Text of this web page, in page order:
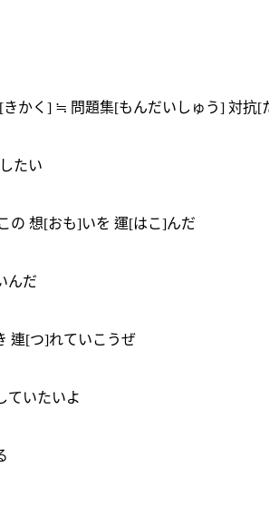
かく] ≒ 問題集[もんだいしゅう] 対抗[
たい
の 想[おも]いを 運[はこ]んだ
んだ
連[つ]れていこうぜ
ていたいよ